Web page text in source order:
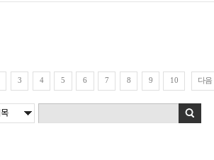
3 4 5 6 7 8 9 10 다음